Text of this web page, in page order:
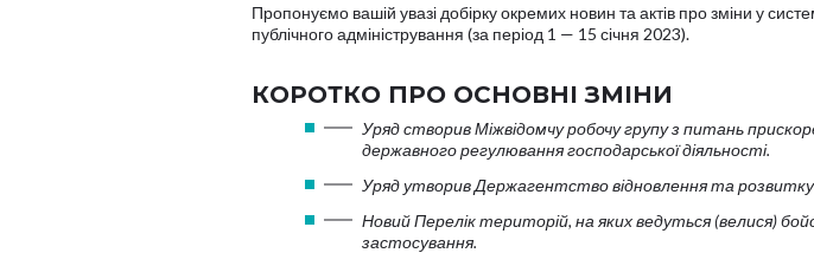
Пропонуємо вашій увазі добірку окремих новин та актів про зміни у
публічного адміністрування (за період 1 — 15 січня 2023).
КОРОТКО ПРО ОСНОВНІ ЗМІНИ
Уряд створив Міжвідомчу робочу групу з питань
державного регулювання господарської діяльності.
Уряд утворив Держагентство відновлення та
Новий Перелік територій, на яких ведуться (велися)
застосування.